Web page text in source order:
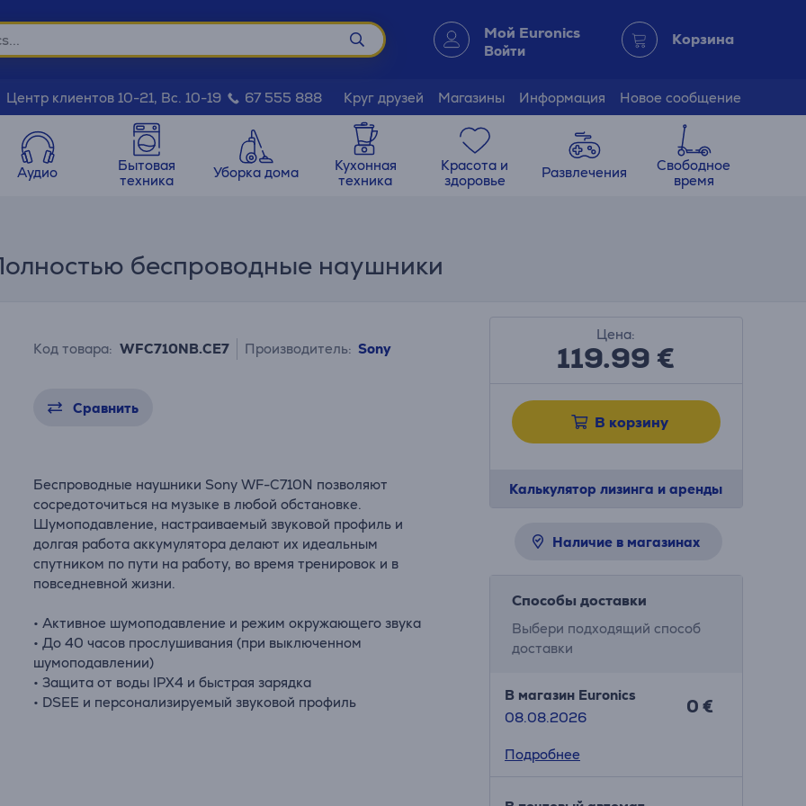
Мой Euronics
Войти
Корзина
Центр клиентов 10-21, Вс. 10-19 67 555 888 Круг друзей Магазины Информация Новое сообщение
Аудио
Бытовая
техника
Уборка дома
Кухонная
техника
Красота и
здоровье
Развлечения
Свободное
время
беспроводные наушники
Код товара: WFC710NB.CE7 Производитель: Sony
Сравнить
Беспроводные наушники Sony WF-C710N позволяют
сосредоточиться на музыке в любой обстановке.
Шумоподавление, настраиваемый звуковой профиль и
долгая работа аккумулятора делают их идеальным
спутником по пути на работу, во время тренировок и в
повседневной жизни.
• Активное шумоподавление и режим окружающего звука
• До 40 часов прослушивания (при выключенном
шумоподавлении)
• Защита от воды IPX4 и быстрая зарядка
• DSEE и персонализируемый звуковой профиль
Цена:
119.99€
В корзину
Калькулятор лизинга и аренды
Наличие в магазинах
Способы доставки
Выбери подходящий способ
доставки
В магазин Euronics
08.08.2026
0 €
Подробнее